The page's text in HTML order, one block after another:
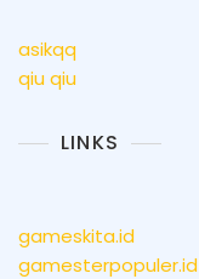
asikqq
qiu qiu
LINKS
gameskita.id
gamesterpopuler.id